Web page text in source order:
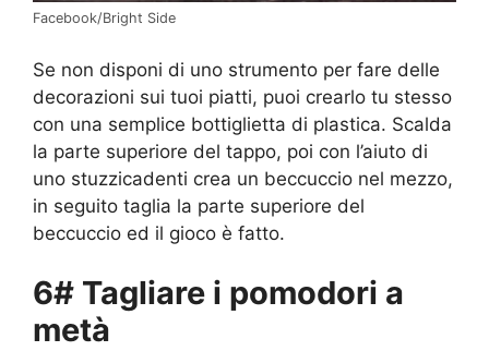
Facebook/Bright Side
Se non disponi di uno strumento per fare delle
decorazioni sui tuoi piatti, puoi crearlo tu stesso
con una semplice bottiglietta di plastica. Scalda
la parte superiore del tappo, poi con l’aiuto di
uno stuzzicadenti crea un beccuccio nel mezzo,
in seguito taglia la parte superiore del
beccuccio ed il gioco è fatto.
6# Tagliare i pomodori a
metà